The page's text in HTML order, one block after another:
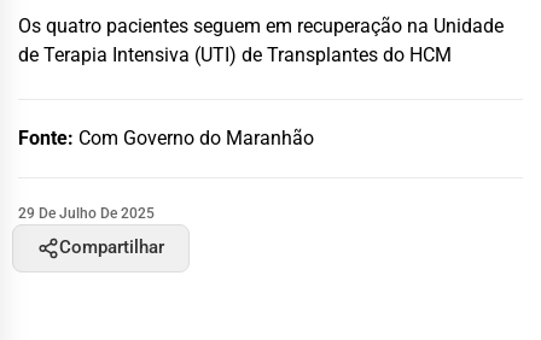
Os quatro pacientes seguem em recuperação na Unidade
de Terapia Intensiva (UTI) de Transplantes do HCM
Fonte: Com Governo do Maranhão
29 De Julho De 2025
Compartilhar